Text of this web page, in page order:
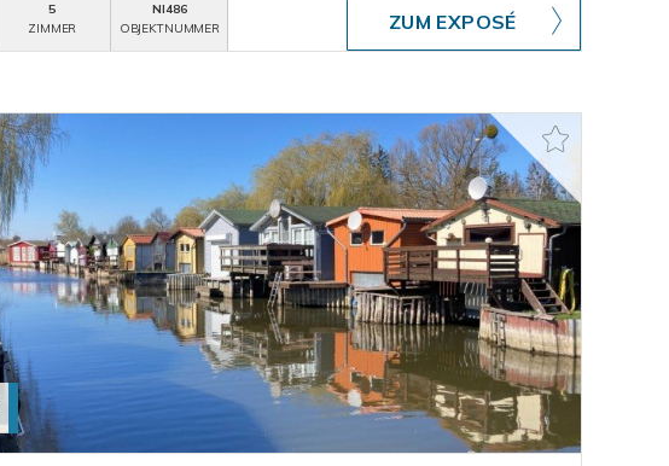
5
ZIMMER
NI486
OBJEKTNUMMER
ZUM EXPOSÉ